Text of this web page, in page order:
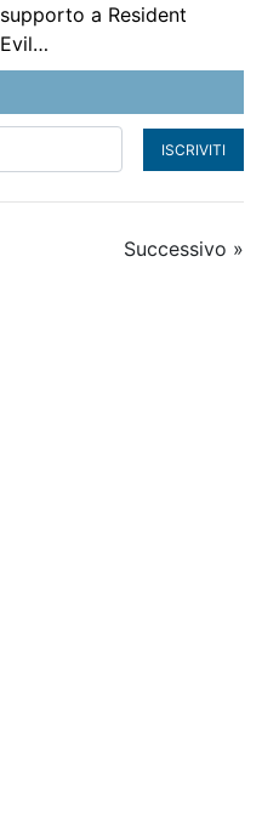
supporto a Resident
Evil…
ISCRIVITI
Successivo »